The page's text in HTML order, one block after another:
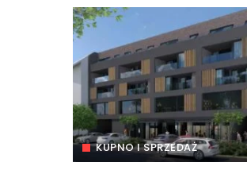
KUPNO I SPRZEDAŻ